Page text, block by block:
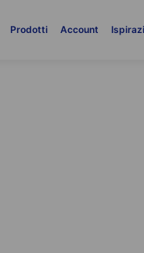
Prodotti Account